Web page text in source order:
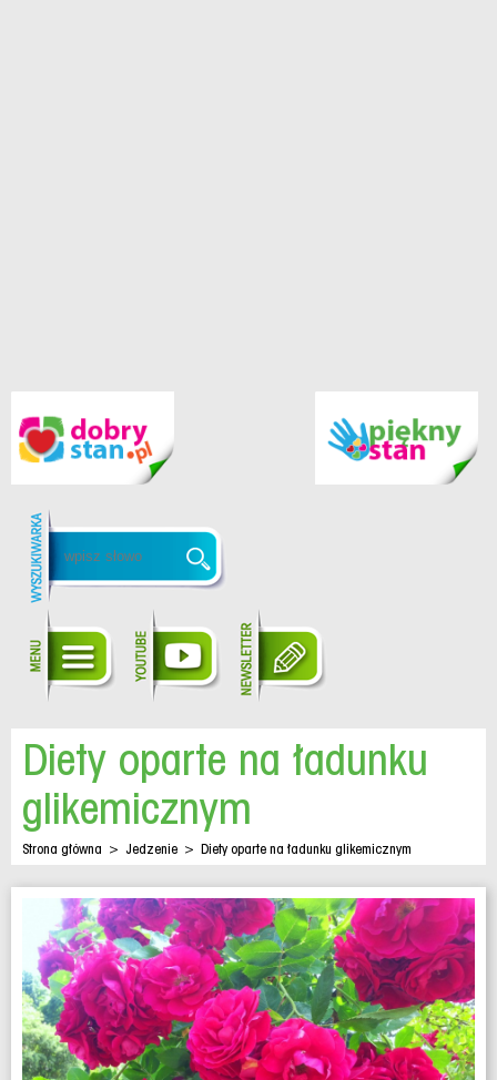
Diety oparte na ładunku
glikemicznym
Strona główna > Jedzenie > Diety oparte na ładunku glikemicznym